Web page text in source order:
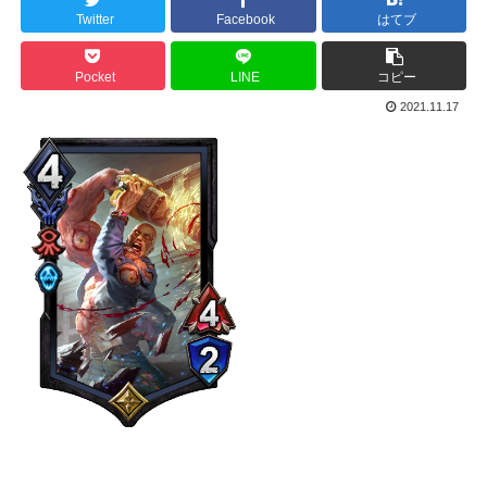
Twitter Facebook はてブ
Pocket LINE コピー
2021.11.17